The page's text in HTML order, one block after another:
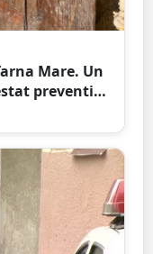
Mare. Un
preventiv
cu un cuțit